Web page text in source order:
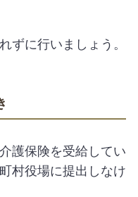
ずに行いましょう。
護保険を受給してい
村役場に提出しなけ